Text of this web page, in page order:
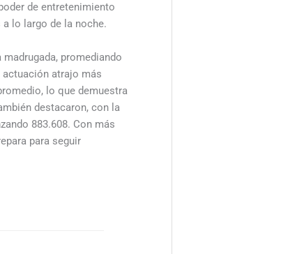
de entretenimiento
lo largo de la noche.
promediando
actuación atrajo más
lo que demuestra
destacaron, con la
883.608. Con más
para seguir